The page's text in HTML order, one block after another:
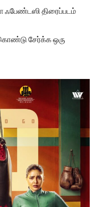
ஃபேண்டஸி திரைப்படம்
கொண்டு சேர்க்க ஒரு